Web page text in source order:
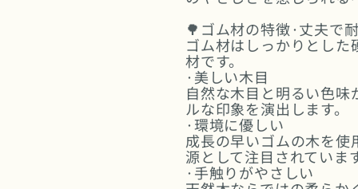
🌳ゴム材の特徴·丈夫で
ゴム材はしっかりとし
材です。
·美しい木目
自然な木目と明るい色
ルな印象を演出します。
·環境に優しい
成長の早いゴムの木を使
源として注目されていま
·手触りがやさしい